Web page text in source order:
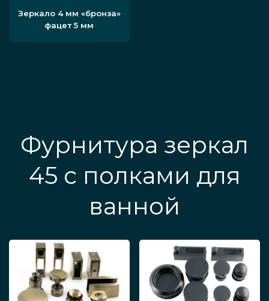
Зеркало 4 мм «бронза»
фацет 5 мм
Фурнитура зеркал
45 с полками для
ванной